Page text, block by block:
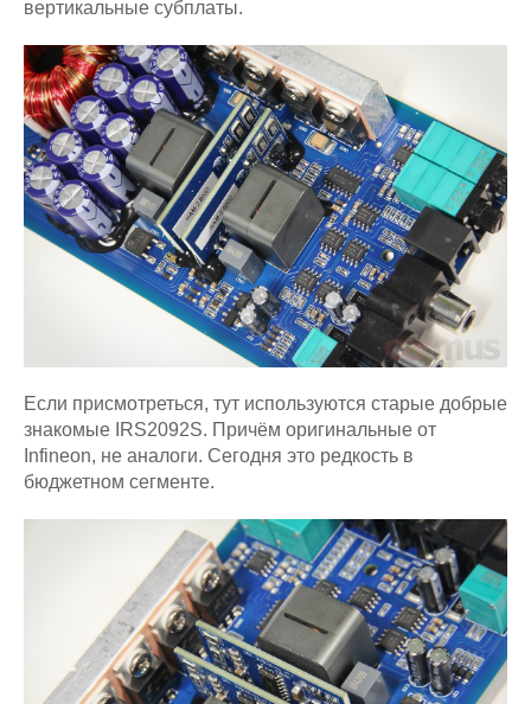
вертикальные субплаты.
Если присмотреться, тут используются старые добрые
знакомые IRS2092S. Причём оригинальные от
Infineon, не аналоги. Сегодня это редкость в
бюджетном сегменте.